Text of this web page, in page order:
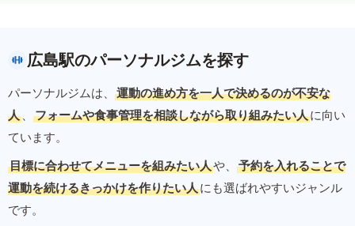
広島駅のパーソナルジムを探す
パーソナルジムは、
運動の進め方を一人で決めるのが不安な
人 、 フォームや食事管理を相談しながら取り組みたい人に向い
ています。
目標に合わせてメニューを組みたい人や、
予約を入れることで
運動を続けるきっかけを作りたい人にも選ばれやすいジャンル
です。